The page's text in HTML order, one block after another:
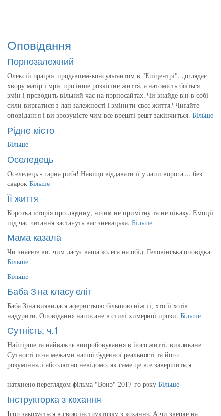
Оповідання
Порнозалежний
Олексій працює продавцем-консультантом в "Епіцентрі", доглядає
хвору матір і мріє про інше розкішне життя, а натомість боїться
змін і проводить вільний час на порносайтах. Чи знайде він в собі
сили вирватися з лап залежності і змінити своє життя? Читайте
оповідання і ви зрозумієте чим все врешті решт закінчиться. Більше
Рідне місто
Більше
Оселедець
Оселедець - гарна риба! Навіщо віддавати її у лапи ворога ... без
сварок Більше
Її життя
Коротка історія про людину, нічим не примітну та не цікаву. Емоції
під час читання застануть вас зненацька. Більше
Мама казала
Чи знаєете ви, чим ласує ваша колега на обід. Геловінська оповідка.
Більше
Більше
Баба Зіна класу еліт
Баба Зіна виявилася аферисткою більшою ніж ті, хто її хотів
надурити. Оповідання написане в стилі химерної прози. Більше
Сутність, ч.1
Найгірше та найважче випробовування в його житті, викликане
Сутності поза межами нашої буденної реальності та його
розуміння..і абсолютно невідомо, як саме це все завершиться
натхнено переглядом фільма "Воно" 2017-го року Більше
Інструкторка з кохання
Ігор закохується в свою інструкторку з кохання. А чи зверне на